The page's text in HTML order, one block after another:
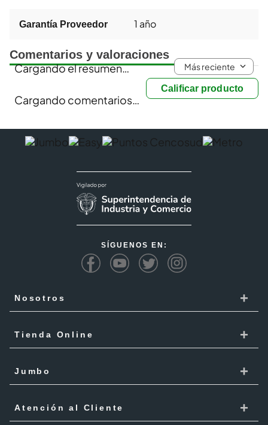
Garantía Proveedor 1 año
Comentarios y valoraciones
Calificar producto
Cargando el resumen… Más reciente
Cargando comentarios…
SÍGUENOS EN:
Nosotros +
Responsabilidad Social
Trabaja con Nosotros
Código de ética
Tienda Online +
Cómo comprar
Mis Pedidos
Jumbo +
Tarjeta Cencosud
Atención al Cliente +